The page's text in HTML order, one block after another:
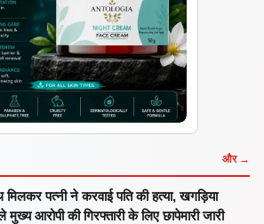
और →
मिलकर पत्नी ने करवाई पति की हत्या, खगड़िया
आरोपी की गिरफ्तारी के लिए छापेमारी जारी